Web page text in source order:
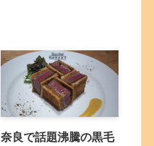
奈良で話題沸騰の黒毛